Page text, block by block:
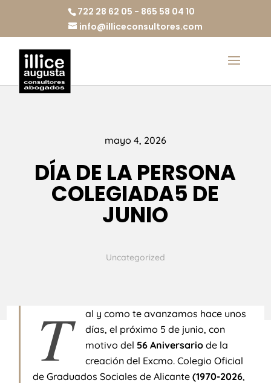
722 28 62 05 - 865 58 04 10
info@illiceconsultores.com
mayo 4, 2026
DÍA DE LA PERSONA
COLEGIADA5 DE
JUNIO
Uncategorized
T
al y como te avanzamos hace unos
días, el próximo 5 de junio, con
motivo del 56 Aniversario de la
creación del Excmo. Colegio Oficial
de Graduados Sociales de Alicante(1970-2026,